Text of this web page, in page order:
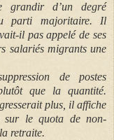
grandir d’un degré
parti majoritaire. Il
il pas appelé de ses
salariés migrants une
de postes
que la quantité.
plus, il affiche
sur le quota de non-
retraite.